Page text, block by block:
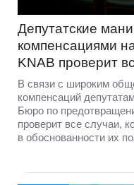
Депутатские
компенсациями
KNAB проверит
В связи с широким
компенсаций
Бюро по
проверит все случаи,
в обоснованности их